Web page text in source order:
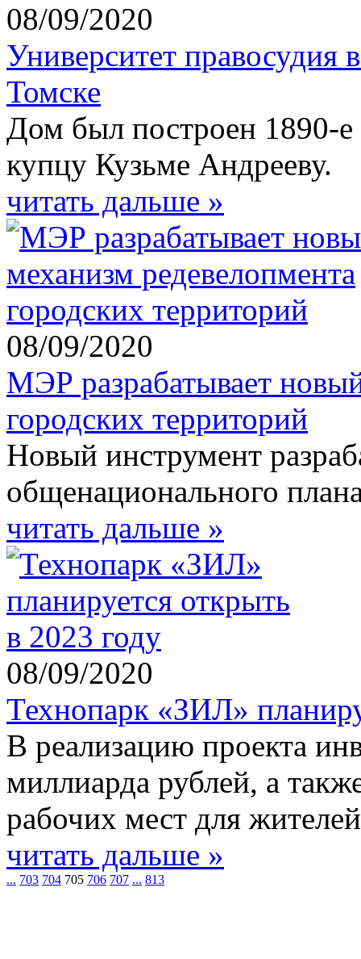
08/09/2020
Университет правосудия
Томске
Дом был построен 1890-
купцу Кузьме Андрееву.
читать дальше »
08/09/2020
МЭР разрабатывает
городских территорий
Новый инструмент
общенационального
читать дальше »
08/09/2020
Технопарк «ЗИЛ»
В реализацию проекта
миллиарда рублей, а
рабочих мест для
читать дальше »
... 703 704 705 706 707 ... 813